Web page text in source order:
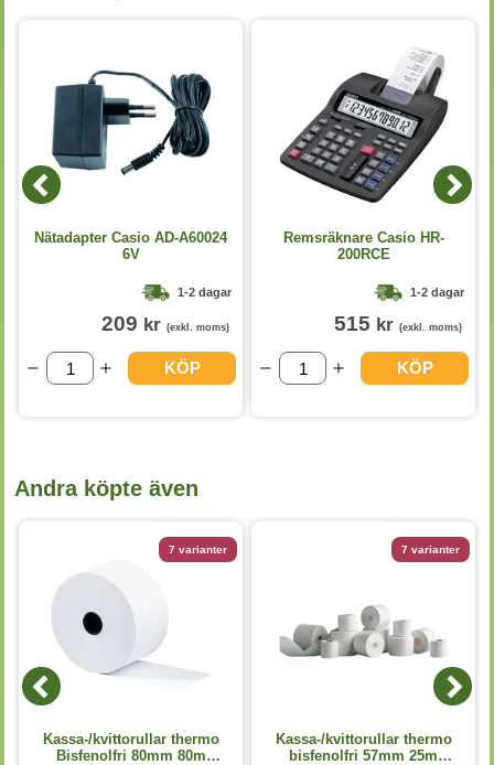
Nätadapter Casio AD-A60024
6V
1-2 dagar
209 kr (exkl. moms)
KÖP
Remsräknare Casio HR-
200RCE
1-2 dagar
515 kr (exkl. moms)
KÖP
Andra köpte även
7 varianter
Kassa-/kvittorullar thermo
Bisfenolfri 80mm 80m
7 varianter
Kassa-/kvittorullar thermo
bisfenolfri 57mm 25m